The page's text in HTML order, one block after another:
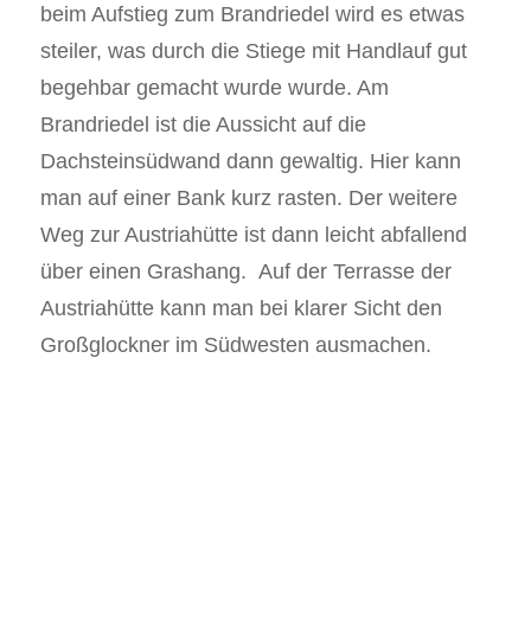
beim Aufstieg zum Brandriedel wird es etwas
steiler, was durch die Stiege mit Handlauf gut
begehbar gemacht wurde wurde. Am
Brandriedel ist die Aussicht auf die
Dachsteinsüdwand dann gewaltig. Hier kann
man auf einer Bank kurz rasten. Der weitere
Weg zur Austriahütte ist dann leicht abfallend
über einen Grashang. Auf der Terrasse der
Austriahütte kann man bei klarer Sicht den
Großglockner im Südwesten ausmachen.